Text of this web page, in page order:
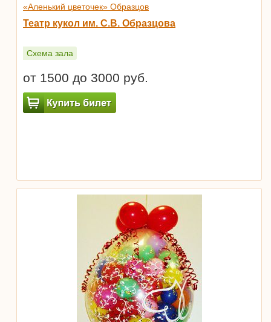
«Аленький цветочек» Образцов
Театр кукол им. С.В. Образцова
Схема зала
от 1500 до 3000 руб.